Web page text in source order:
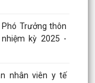
2026
NGHỊ TIẾP XÚC